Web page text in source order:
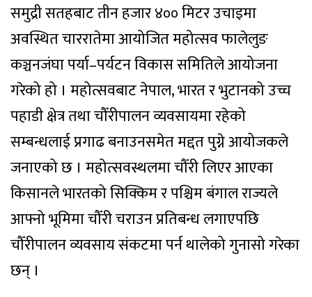
समुद्री सतहबाट तीन हजार ४०० मिटर उचाइमा
अवस्थित चाररातेमा आयोजित महोत्सव फालेलुङ
कञ्चनजंघा पर्या–पर्यटन विकास समितिले आयोजना
गरेको हो । महोत्सवबाट नेपाल, भारत र भुटानको उच्च
पहाडी क्षेत्र तथा चौँरीपालन व्यवसायमा रहेको
सम्बन्धलाई प्रगाढ बनाउनसमेत मद्दत पुग्ने आयोजकले
जनाएको छ । महोत्सवस्थलमा चौँरी लिएर आएका
किसानले भारतको सिक्किम र पश्चिम बंगाल राज्यले
आफ्नो भूमिमा चौँरी चराउन प्रतिबन्ध लगाएपछि
चौँरीपालन व्यवसाय संकटमा पर्न थालेको गुनासो गरेका
छन् ।